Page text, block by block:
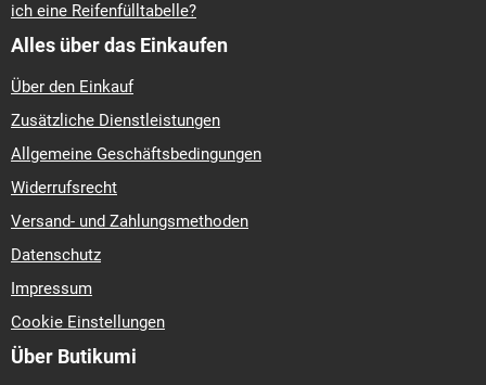
ich eine Reifenfülltabelle?
Alles über das Einkaufen
Über den Einkauf
Zusätzliche Dienstleistungen
Allgemeine Geschäftsbedingungen
Widerrufsrecht
Versand- und Zahlungsmethoden
Datenschutz
Impressum
Cookie Einstellungen
Über Butikumi